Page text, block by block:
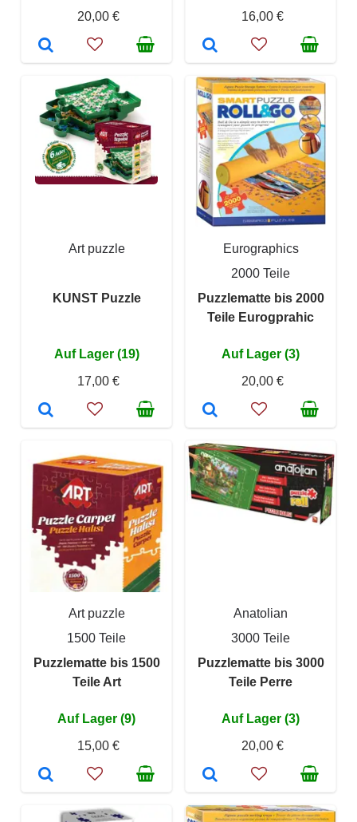
20,00 €
16,00 €
Art puzzle
KUNST Puzzle
Auf Lager (19)
17,00 €
Eurographics
2000 Teile
Puzzlematte bis 2000
Teile Eurogprahic
Auf Lager (3)
20,00 €
Art puzzle
1500 Teile
Puzzlematte bis 1500
Teile Art
Auf Lager (9)
15,00 €
Anatolian
3000 Teile
Puzzlematte bis 3000
Teile Perre
Auf Lager (3)
20,00 €